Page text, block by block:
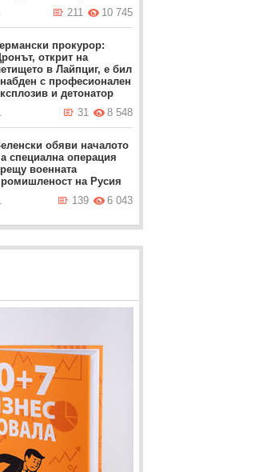
10 745
211
прокурор:
открит на
в Лайпциг, е бил
с професионален
и детонатор
8 548
31
обяви началото
специална операция
военната
на Русия
6 043
139